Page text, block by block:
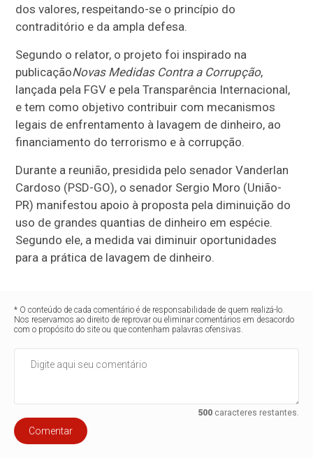
dos valores, respeitando-se o princípio do
contraditório e da ampla defesa.
Segundo o relator, o projeto foi inspirado na
publicaçãoNovas Medidas Contra a Corrupção,
lançada pela FGV e pela Transparência Internacional,
e tem como objetivo contribuir com mecanismos
legais de enfrentamento à lavagem de dinheiro, ao
financiamento do terrorismo e à corrupção.
Durante a reunião, presidida pelo senador Vanderlan
Cardoso (PSD-GO), o senador Sergio Moro (União-
PR) manifestou apoio à proposta pela diminuição do
uso de grandes quantias de dinheiro em espécie.
Segundo ele, a medida vai diminuir oportunidades
para a prática de lavagem de dinheiro.
* O conteúdo de cada comentário é de responsabilidade de quem realizá-lo.
Nos reservamos ao direito de reprovar ou eliminar comentários em desacordo
com o propósito do site ou que contenham palavras ofensivas.
500caracteres restantes.
Comentar